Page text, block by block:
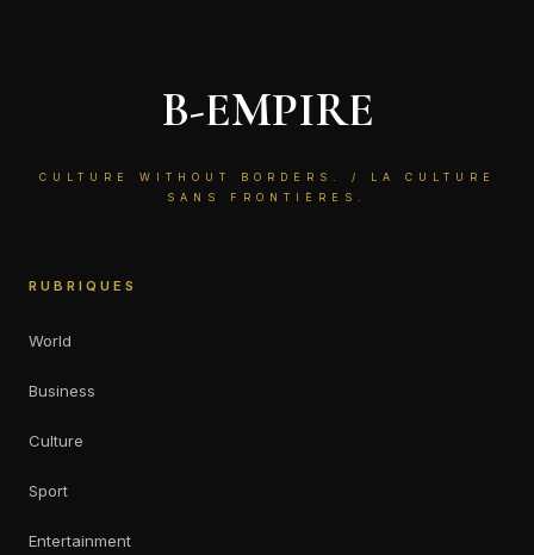
B-EMPIRE
CULTURE WITHOUT BORDERS. / LA CULTURE
SANS FRONTIÈRES.
RUBRIQUES
World
Business
Culture
Sport
Entertainment